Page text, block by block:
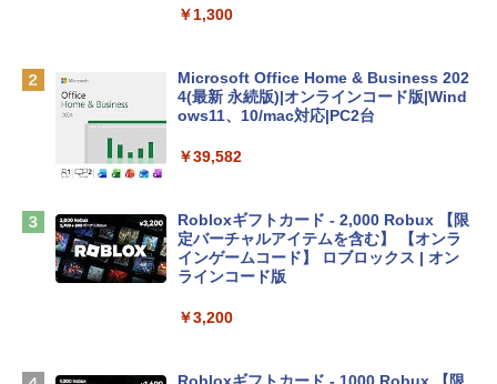
eTime HDカメラ、Touch ID - インディ
￥137,800
ンケース Dell NEC Lavie ASUS HP dyna
￥2,952
Apple 2026 MacBook Air M5チップ搭載
igence、13.6インチLiquid Retinaディ
ームカメラ、日本語キーボード、Touch I
￥1,300
Microsoft Office Home & Business 202
4(最新 永続版)|オンラインコード版|Wind
ows11、10/mac対応|PC2台
￥39,582
Robloxギフトカード - 2,000 Robux 【限
定バーチャルアイテムを含む】 【オンラ
インゲームコード】 ロブロックス | オン
ラインコード版
￥3,200
Robloxギフトカード - 1000 Robux 【限